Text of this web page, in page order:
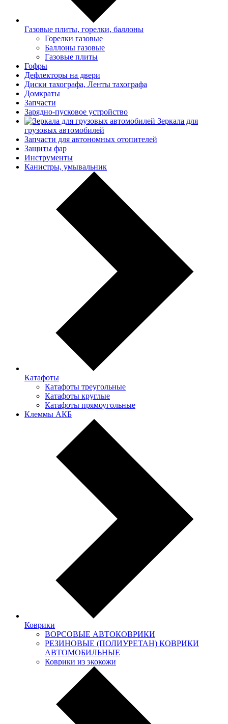
Газовые плиты, горелки, баллоны
Горелки газовые
Баллоны газовые
Газовые плиты
Гофры
Дефлекторы на двери
Диски тахографа, Ленты тахографа
Домкраты
Запчасти
Зарядно-пусковое устройство
Зеркала для
грузовых автомобилей
Запчасти для автономных отопителей
Защиты фар
Инструменты
Канистры, умывальник
Катафоты
Катафоты треугольные
Катафоты круглые
Катафоты прямоугольные
Клеммы АКБ
Коврики
ВОРСОВЫЕ АВТОКОВРИКИ
РЕЗИНОВЫЕ (ПОЛИУРЕТАН) КОВРИКИ
АВТОМОБИЛЬНЫЕ
Коврики из экокожи